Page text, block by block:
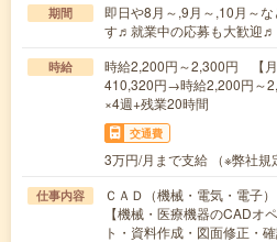
期間
即日や8月～,9月～,10月～
す♬就業中の応募も大歓迎♬
時給
時給2,200円～2,300円 【
410,320円→時給2,200円～
×4週+残業20時間
交通費
3万円/月まで支給 （※弊社規
仕事内容
ＣＡＤ（機械・電気・電子）
【機械・医療機器のCADオ
ト・資料作成・図面修正・